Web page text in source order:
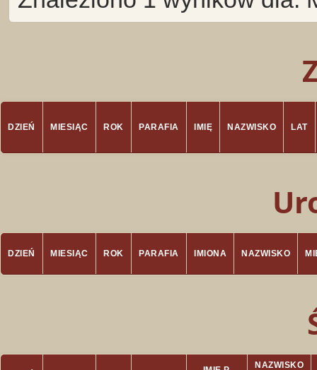
DZIEŃ MIESIĄC ROK PARAFIA IMIĘ NAZWISKO LAT
DZIEŃ MIESIĄC ROK PARAFIA IMIONA NAZWISKO
NAZWISKO